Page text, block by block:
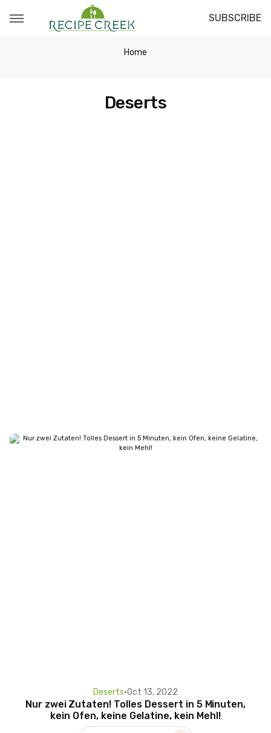
SUBSCRIBE
Home
Deserts
Deserts•Oct 13, 2022
Nur zwei Zutaten! Tolles Dessert in 5 Minuten,
kein Ofen, keine Gelatine, kein Mehl!